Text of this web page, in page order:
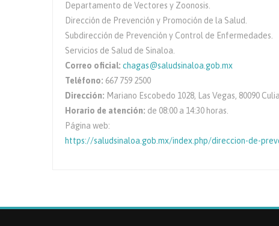
Departamento de Vectores y Zoonosis.
Dirección de Prevención y Promoción de la Salud.
Subdirección de Prevención y Control de Enfermedades.
Servicios de Salud de Sinaloa.
Correo oficial: chagas@saludsinaloa.gob.mx
Teléfono: 667 759 2500
Dirección: Mariano Escobedo 1028, Las Vegas, 80090
Horario de atención: de 08:00 a 14:30 horas.
Página web:
https://saludsinaloa.gob.mx/index.php/direccion-de-